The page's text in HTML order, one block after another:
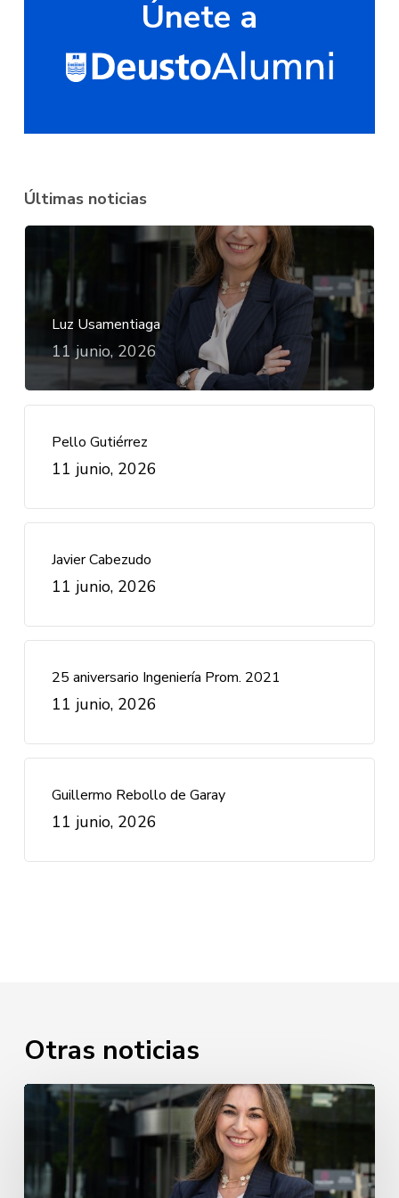
Únete a
Últimas noticias
Luz Usamentiaga
11 junio, 2026
Pello Gutiérrez
11 junio, 2026
Javier Cabezudo
11 junio, 2026
25 aniversario Ingeniería Prom. 2021
11 junio, 2026
Guillermo Rebollo de Garay
11 junio, 2026
Otras noticias
Luz
Usamentiaga